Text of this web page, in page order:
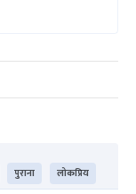
पुराना लोकप्रिय